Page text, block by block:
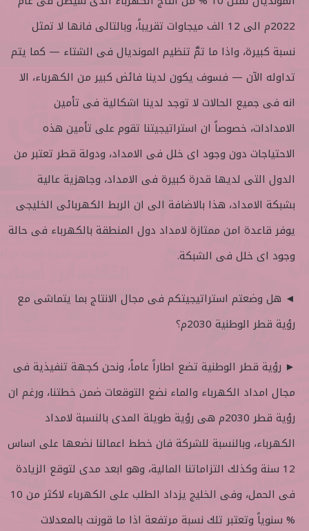
2022م الى 12 الف ميجاوات تقريباً، وبالتالى فانها لا تمثل
نسبة كبيرة، واذا ما تمَّ تنظيم المونديال فى الشتاء — كما يتم
تداوله الآن — فسوف يكون لدينا فائض كبير من الكهرباء، الا
انه فى جميع الحالات لا توجد لدينا اشكالية فى تأمين
الامدادات، خصوصاً ان استراتيجيتنا تقوم على تأمين هذه
الاحتياجات دون وجود اى خلل فى الامداد، ودولة قطر تعتبر من
الدول التى لديها قدرة كبيرة فى الامداد، وجاهزية عالية
بشبكة الامداد، هذا بالاضافة الى ان الربط الكهربائى الخليجى
يوفر قاعدة امن ممتازة لامداد دول المنطقة بالكهرباء فى حالة
وجود اى خلل فى الشبكة.
◄ هل وضعتم استراتيجيتكم فى مجال الانتاج بما يتماشى مع
رؤية قطر الوطنية 2030م؟
► رؤية قطر الوطنية تضع اطاراً عاماً، ونحن كجهة تنفيذية فى
مجال امداد الكهرباء والماء نضع التوقعات ضمن خطتنا، ورغم ان
رؤية قطر 2030م هى رؤية طويلة المدى بالنسبة لامداد
الكهرباء، وبالنسبة للشركة فان خطط اعمالنا نضعها على اساس
12 سنة وكذلك التزاماتنا المالية، وهو ابعد مدى لتوقع الزيادة
فى الحمل، وفى الخليج يزداد الطلب على الكهرباء لاكثر من 10
% سنوياً وتعتبر تلك نسبة مرتفعة اذا ما قورنت بالمعدلات